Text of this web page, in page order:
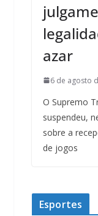
azar
6 de agosto
O Supremo
suspendeu,
sobre a
de jogos
Esportes